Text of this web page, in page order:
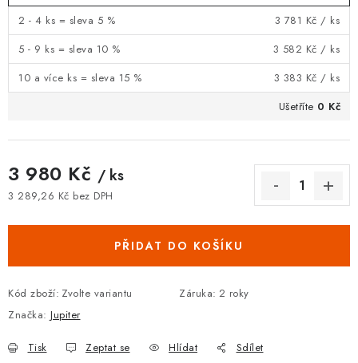
2 - 4 ks = sleva 5 %
3 781 Kč / ks
5 - 9 ks = sleva 10 %
3 582 Kč / ks
10 a více ks = sleva 15 %
3 383 Kč / ks
Ušetříte 0 Kč
3 980 Kč / ks
3 289,26 Kč bez DPH
PŘIDAT DO KOŠÍKU
Kód zboží: Zvolte variantu Záruka: 2 roky
Značka: Jupiter
Tisk Zeptat se Hlídat Sdílet